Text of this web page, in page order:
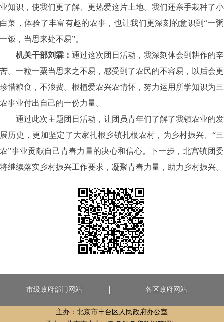
业知识，使我们更了解、更热爱这片土地。我们还亲手栽种了小
白菜，体验了丰富有趣的农事，也让我们更深刻的意识到“一粥
一饭，当思来处不易”。
机关干部刘霖： 通过这次团日活动，我深刻体会到耕作的辛
苦。一粒一粟当思来之不易，感受到了农民的不容易，以后会更
珍惜粮食，不浪费。根植爱农兴农情怀，努力运用所学知识为三
农事业付出自己的一份力量。
通过此次主题团日活动，让团员青年们了解了我镇农业的发
展历史，更加坚定了大家扎根乡镇扎根农村，为乡村振兴、“三
农”事业贡献自己青春力量的决心和信心。下一步，北宫镇团委
将继续落实乡村振兴工作要求，凝聚青春力量，助力乡村振兴。
市级政府部门网站 各区政府网站
主办：北京市丰台区人民政府办公室